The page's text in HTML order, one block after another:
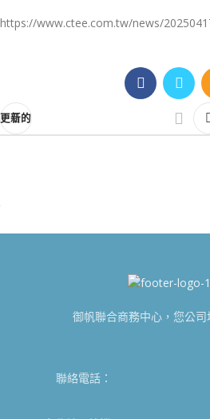
https://www.ctee.com.tw/news/
更新的
御帆聯合商務中心，您公
聯絡電話：